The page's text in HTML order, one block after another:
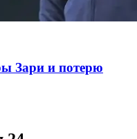
Зари и потерю